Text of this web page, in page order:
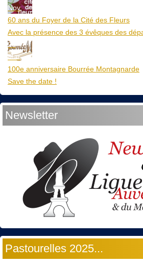
Nov
60 ans du Foyer de la Cité des Fleurs
Avec la présence des 3 évêques des
20
Mar
100e anniversaire Bourrée Montagnarde
Save the date !
Newsletter
Pastourelles 2025...